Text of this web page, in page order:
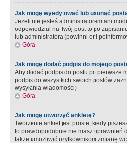
Jak mogę wyedytować lub usunąć
Jeżeli nie jesteś administratorem ani
odpowiedział na Twój post to po
lub administratora (powinni oni
Góra
Jak mogę dodać podpis do mojego
Aby dodać podpis do postu po pierwsze
podpis do wszystkich swoich postów
wysyłania wiadomości)
Góra
Jak mogę utworzyć ankietę?
Tworzenie ankiet jest proste, kiedy
to prawdopodobnie nie masz uprawnień
także umożliwić użytkownikom zmianę